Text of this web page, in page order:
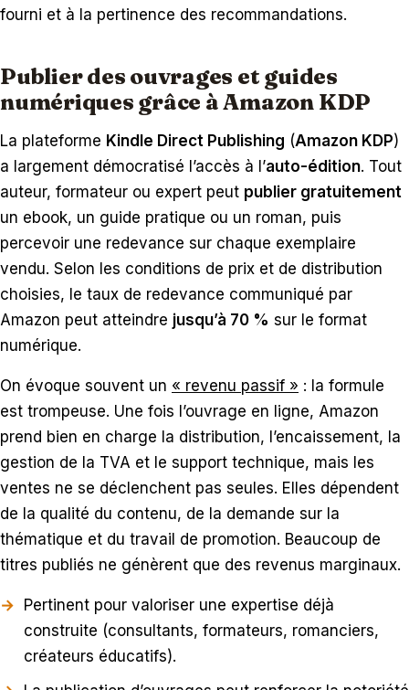
fourni et à la pertinence des recommandations.
Publier des ouvrages et guides
numériques grâce à Amazon KDP
La plateforme Kindle Direct Publishing (Amazon KDP)
a largement démocratisé l’accès à l’auto-édition. Tout
auteur, formateur ou expert peut publier gratuitement
un ebook, un guide pratique ou un roman, puis
percevoir une redevance sur chaque exemplaire
vendu. Selon les conditions de prix et de distribution
choisies, le taux de redevance communiqué par
Amazon peut atteindre jusqu’à 70 % sur le format
numérique.
On évoque souvent un « revenu passif » : la formule
est trompeuse. Une fois l’ouvrage en ligne, Amazon
prend bien en charge la distribution, l’encaissement, la
gestion de la TVA et le support technique, mais les
ventes ne se déclenchent pas seules. Elles dépendent
de la qualité du contenu, de la demande sur la
thématique et du travail de promotion. Beaucoup de
titres publiés ne génèrent que des revenus marginaux.
Pertinent pour valoriser une expertise déjà
construite (consultants, formateurs, romanciers,
créateurs éducatifs).